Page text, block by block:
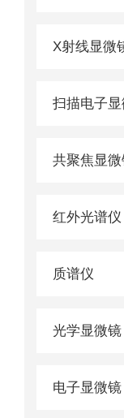
X射线显微
扫描电子
共聚焦显
红外光谱仪
质谱仪
光学显微镜
电子显微镜